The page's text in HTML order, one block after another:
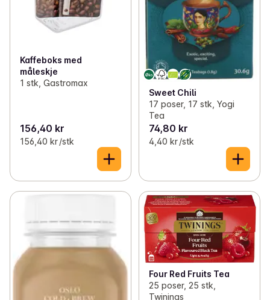
Kaffeboks med
måleskje
1 stk, Gastromax
156,40 kr
156,40 kr /stk
Sweet Chili
17 poser, 17 stk, Yogi
Tea
74,80 kr
4,40 kr /stk
Four Red Fruits Tea
25 poser, 25 stk,
Twinings